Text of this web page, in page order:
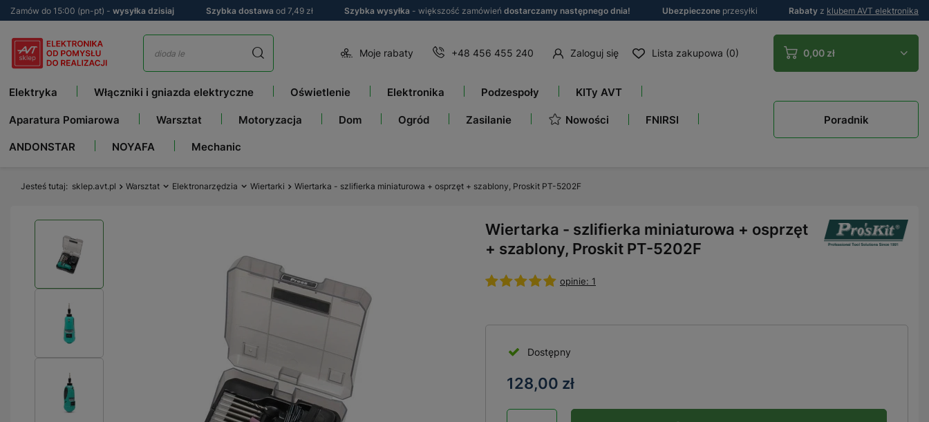
Zamów do 15:00 (pn-pt) - wysyłka dzisiaj Szybka dostawa od 7,49 zł Szybka wysyłka - większość zamówień dostarczamy następnego dnia! Ubezpieczone przesyłki Rabaty z klubem AVT elektronika
Moje rabaty +48 456 455 240 Zaloguj się Lista zakupowa (0) 0,00 zł
Elektryka Włączniki i gniazda elektryczne Oświetlenie Elektronika Podzespoły KITy AVT
Aparatura Pomiarowa Warsztat Motoryzacja Dom Ogród Zasilanie Nowości FNIRSI
ANDONSTAR NOYAFA Mechanic
Poradnik
Jesteś tutaj sklep.avt.pl Warsztat Elektronarzędzia Wiertarki Wiertarka - szlifierka miniaturowa + osprzęt + szablony, Proskit PT-5202F
Wiertarka - szlifierka miniaturowa + osprzęt
+ szablony, Proskit PT-5202F
opinie: 1
Dostępny
128,00 zł